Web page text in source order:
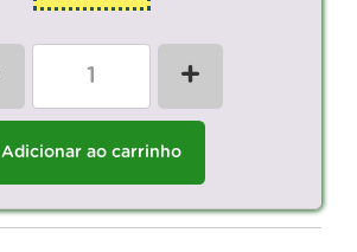
+
Adicionar ao carrinho